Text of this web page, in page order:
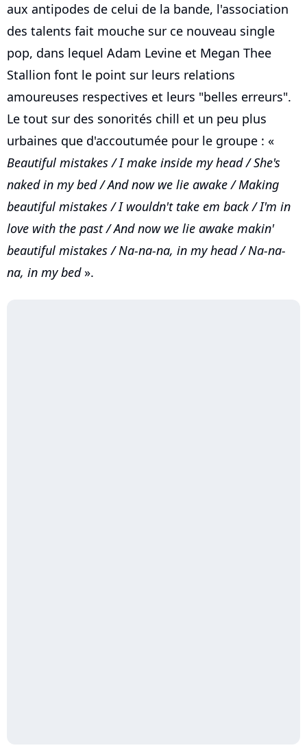
aux antipodes de celui de la bande, l'association
des talents fait mouche sur ce nouveau single
pop, dans lequel Adam Levine et Megan Thee
Stallion font le point sur leurs relations
amoureuses respectives et leurs "belles erreurs".
Le tout sur des sonorités chill et un peu plus
urbaines que d'accoutumée pour le groupe : «
Beautiful mistakes / I make inside my head / She's
naked in my bed / And now we lie awake / Making
beautiful mistakes / I wouldn't take em back / I'm in
love with the past / And now we lie awake makin'
beautiful mistakes / Na-na-na, in my head / Na-na-
na, in my bed».